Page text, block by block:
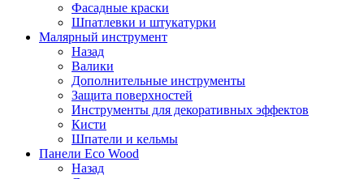
Фасадные краски
Шпатлевки и штукатурки
Малярный инструмент
Назад
Валики
Дополнительные инструменты
Защита поверхностей
Инструменты для декоративных эффектов
Кисти
Шпатели и кельмы
Панели Eco Wood
Назад